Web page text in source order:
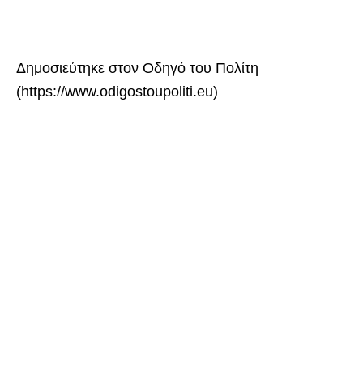
Δημοσιεύτηκε στον Οδηγό του Πολίτη
(https://www.odigostoupoliti.eu)